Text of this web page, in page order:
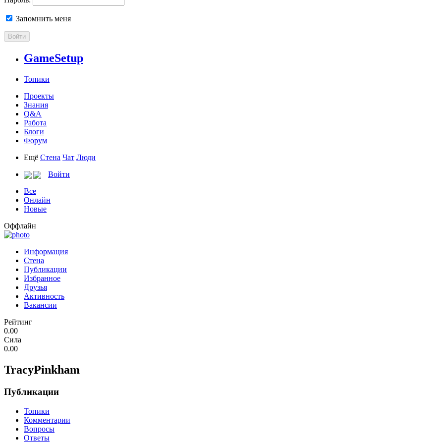
Запомнить меня
Войти
GameSetup
Топики
Проекты
Знания
Q&A
Работа
Блоги
Форум
Ещё Стена Чат Люди
Войти
Все
Онлайн
Новые
Оффлайн
Информация
Стена
Публикации
Избранное
Друзья
Активность
Вакансии
Рейтинг
0.00
Сила
0.00
TracyPinkham
Публикации
Топики
Комментарии
Вопросы
Ответы